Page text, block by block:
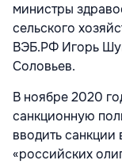
министры
сельского
ВЭБ.РФ Игорь
Соловьев.
В ноябре 2020
санкционную
вводить
«российских